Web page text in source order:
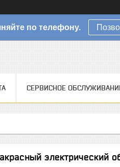
по телефону.
СЕРВИСНОЕ
электрический